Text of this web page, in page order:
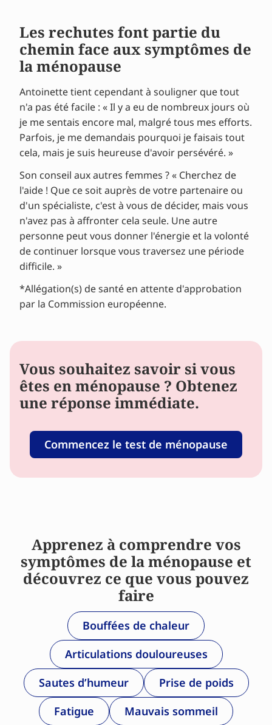
Les rechutes font partie du
chemin face aux symptômes de
la ménopause
Antoinette tient cependant à souligner que tout
n'a pas été facile : « Il y a eu de nombreux jours où
je me sentais encore mal, malgré tous mes efforts.
Parfois, je me demandais pourquoi je faisais tout
cela, mais je suis heureuse d'avoir persévéré. »
Son conseil aux autres femmes ? « Cherchez de
l'aide ! Que ce soit auprès de votre partenaire ou
d'un spécialiste, c'est à vous de décider, mais vous
n'avez pas à affronter cela seule. Une autre
personne peut vous donner l'énergie et la volonté
de continuer lorsque vous traversez une période
difficile. »
*Allégation(s) de santé en attente d'approbation
par la Commission européenne.
Vous souhaitez savoir si vous
êtes en ménopause ? Obtenez
une réponse immédiate.
Commencez le test de ménopause
Apprenez à comprendre vos
symptômes de la ménopause et
découvrez ce que vous pouvez
faire
Bouffées de chaleur
Articulations douloureuses
Sautes d’humeur
Prise de poids
Fatigue
Mauvais sommeil